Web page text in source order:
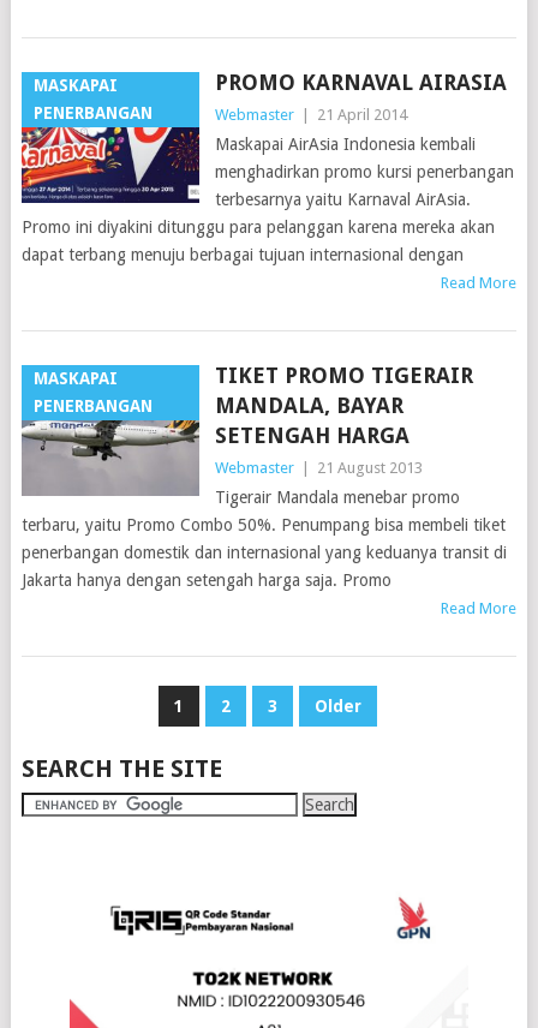
MASKAPAI
PENERBANGAN
PROMO KARNAVAL AIRASIA
Webmaster 21 April 2014
Maskapai AirAsia Indonesia kembali
menghadirkan promo kursi penerbangan
terbesarnya yaitu Karnaval AirAsia.
Promo ini diyakini ditunggu para pelanggan karena mereka akan
dapat terbang menuju berbagai tujuan internasional dengan
Read More
MASKAPAI
PENERBANGAN
TIKET PROMO TIGERAIR
MANDALA, BAYAR
SETENGAH HARGA
Webmaster 21 August 2013
Tigerair Mandala menebar promo
terbaru, yaitu Promo Combo 50%. Penumpang bisa membeli tiket
penerbangan domestik dan internasional yang keduanya transit di
Jakarta hanya dengan setengah harga saja. Promo
Read More
1 2 3 Older
SEARCH THE SITE